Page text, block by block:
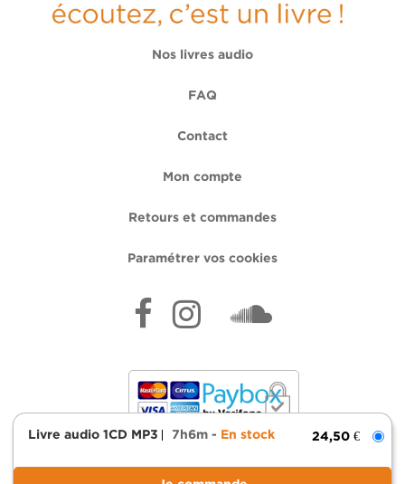
Livre audio 1CD MP3 7h6m En stock 24,50 €
Nos livres audio
FAQ
Contact
Mon compte
Retours et commandes
Paramétrer vos cookies